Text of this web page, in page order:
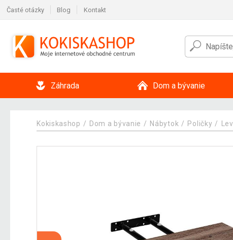
Časté otázky Blog Kontakt
Záhrada Dom a bývanie
Kokiskashop Dom a bývanie Nábytok Poličky